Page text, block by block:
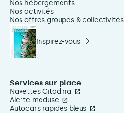
Nos hébergements
Nos activités
Nos offres groupes & collectivités
Inspirez-vous
Services sur place
Navettes Citadina
Alerte méduse
Autocars rapides bleus